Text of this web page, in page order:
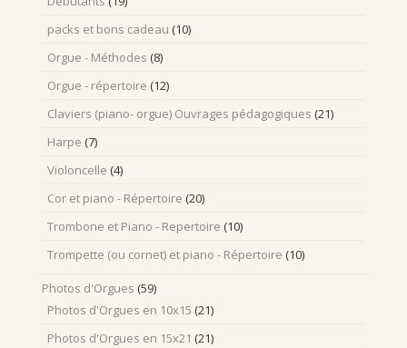
packs et bons cadeau (10)
Orgue - Méthodes (8)
Orgue - répertoire (12)
Claviers (piano- orgue) Ouvrages pédagogiques (21)
Harpe (7)
Violoncelle (4)
Cor et piano - Répertoire (20)
Trombone et Piano - Repertoire (10)
Trompette (ou cornet) et piano - Répertoire (10)
Photos d'Orgues (59)
Photos d'Orgues en 10x15 (21)
Photos d'Orgues en 15x21 (21)